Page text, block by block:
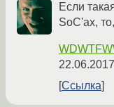
Если
SoC'ах,
Ссылка